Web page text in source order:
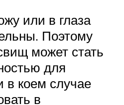
или в глаза
Поэтому
может стать
для
коем случае
в